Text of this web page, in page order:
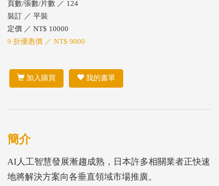
頁數/張數/片數 ／ 124
裝訂 ／ 平裝
定價 ／ NT$ 10000
9 折優惠價 ／ NT$ 9000
加入購買 我的書單
簡介
AI人工智慧發展漸趨成熟，日本許多相關業者正快速
地將解決方案向各垂直領域市場推廣。